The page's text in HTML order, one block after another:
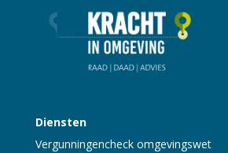
Diensten
Vergunningencheck omgevingswet